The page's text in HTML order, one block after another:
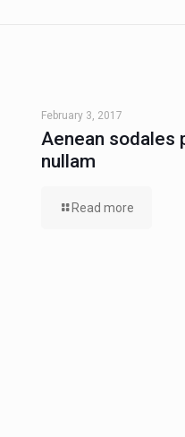
February 3, 2017
Aenean sodales
nullam
Read more